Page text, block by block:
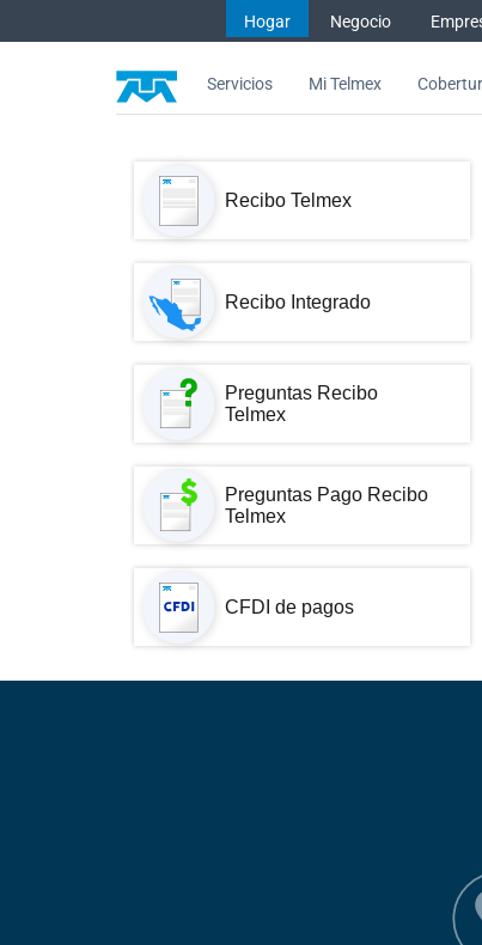
Hogar Negocio
Servicios Mi Telmex
Recibo integrado - Asistencia
Recibo Telmex
Recibo Integrado
Preguntas Recibo
Telmex
Preguntas Pago Recibo
Telmex
CFDI de pagos